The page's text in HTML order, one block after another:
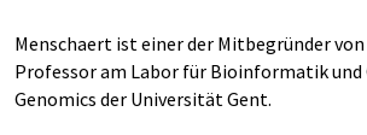
Menschaert ist einer der Mitbegründer von
Professor am Labor für Bioinformatik
Genomics der Universität Gent.